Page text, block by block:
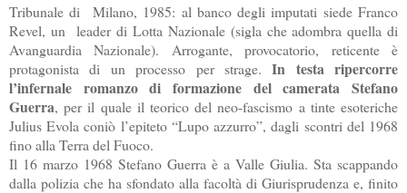
Tribunale di
Milano, 1985: al banco degli imputati siede Franco
Revel, un
leader di Lotta Nazionale (sigla che adombra quella di
Avanguardia Nazionale). Arrogante, provocatorio, reticente è
protagonista di un processo per strage.In testa ripercorre
l’infernale romanzo di formazione del camerata Stefano
Guerra, per il quale il teorico del neo-fascismo a tinte esoteriche
Julius Evola coniò l’epiteto “Lupo azzurro”, dagli scontri del 1968
fino alla Terra del Fuoco.
Il 16 marzo 1968 Stefano Guerra è a Valle Giulia. Sta scappando
dalla polizia che ha sfondato alla facoltà di Giurisprudenza e, finito